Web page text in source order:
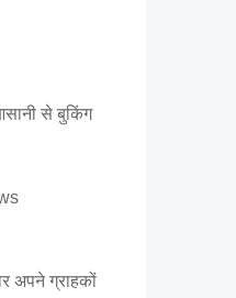
से बुकिंग
अपने ग्राहकों